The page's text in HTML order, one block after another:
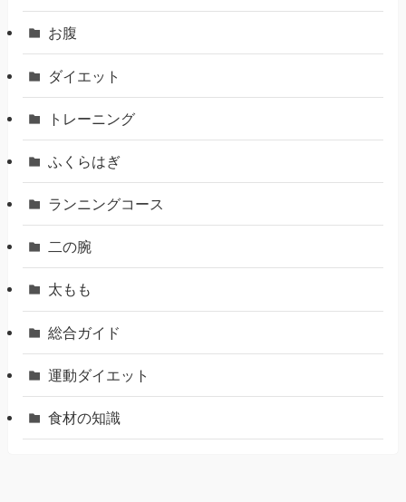
お腹
ダイエット
トレーニング
ふくらはぎ
ランニングコース
二の腕
太もも
総合ガイド
運動ダイエット
食材の知識